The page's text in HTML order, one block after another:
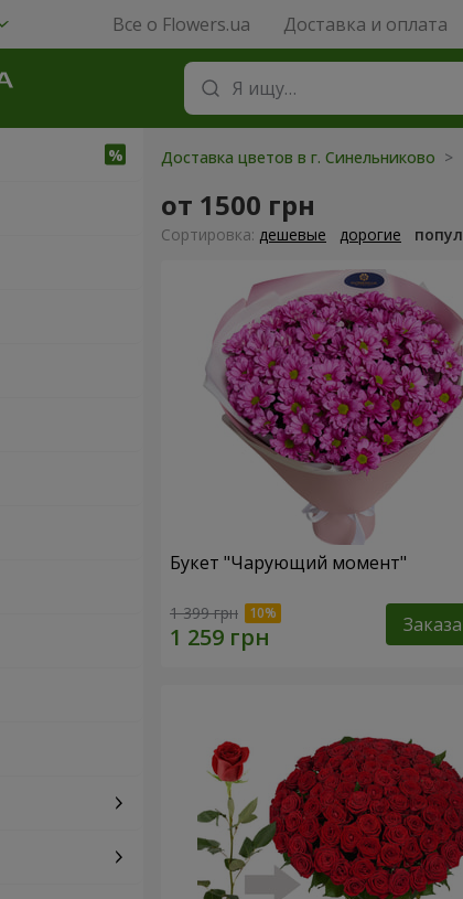
Все о Flowers.ua Доставка и оплата
Доставка цветов в г. Синельниково >
от 1500 грн
Cортировка: дешевые дорогие
Букет "Чарующий момент"
1 399 грн